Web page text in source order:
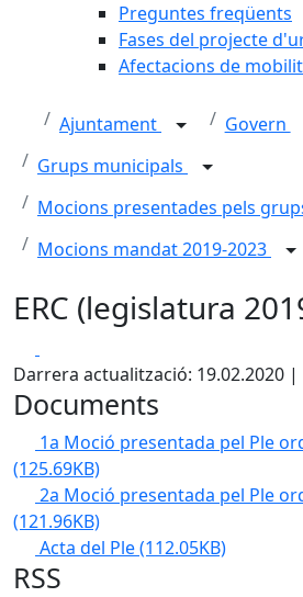
Preguntes freqüents
Fases del projecte
Afectacions de
Ajuntament
Govern
Grups municipals
Mocions presentades pels
Mocions mandat 2019-2023
ERC (legislatura
Darrera actualització: 19.02.2020 |
Documents
1a Moció presentada pel Ple
(125.69KB)
2a Moció presentada pel Ple
(121.96KB)
Acta del Ple(112.05KB)
RSS